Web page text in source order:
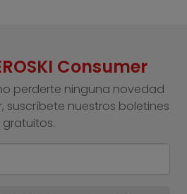
Consumer
perderte ninguna novedad
suscríbete nuestros boletines
gratuitos.